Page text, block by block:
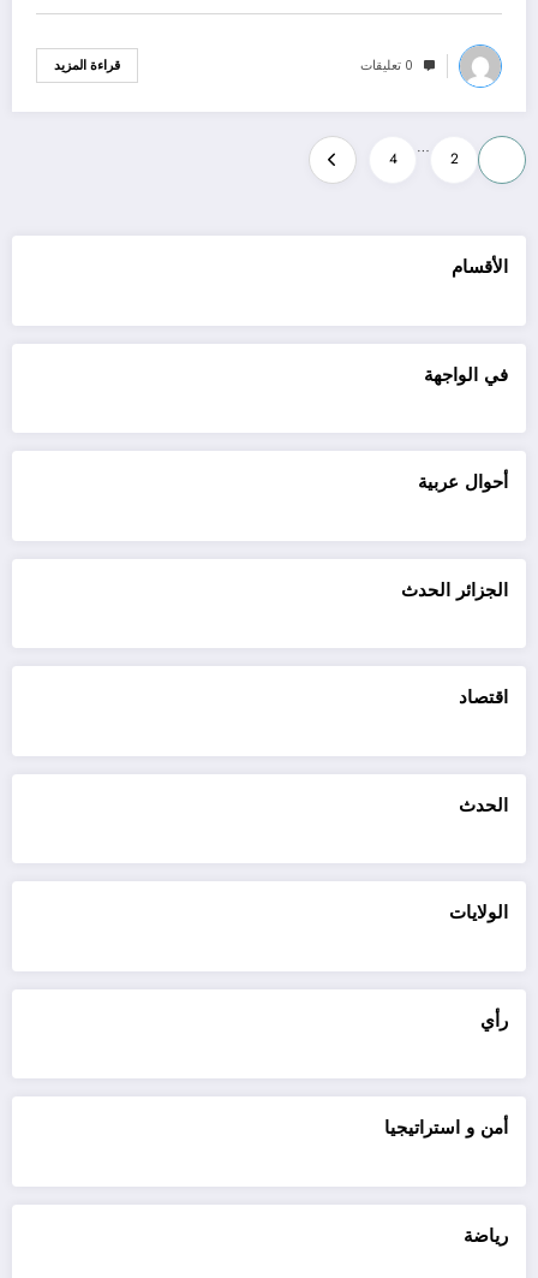
0 تعليقات قراءة المزيد
Posts
pagination
2
…
4
الأقسام
في الواجهة
أحوال عربية
الجزائر الحدث
اقتصاد
الحدث
الولايات
رأي
أمن و استراتيجيا
رياضة